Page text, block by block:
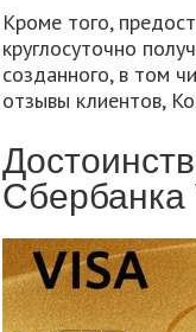
Кроме того,
круглосуточно
созданного, в том
отзывы клиентов,
Сбербанка